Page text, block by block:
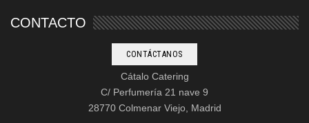
CONTACTO
CONTÁCTANOS
Cátalo Catering
C/ Perfumería 21 nave 9
28770 Colmenar Viejo, Madrid